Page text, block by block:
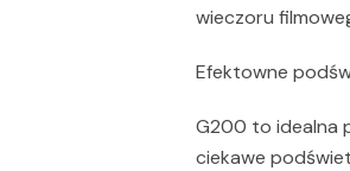
wieczoru
Efektowne
G200 to idealna
ciekawe